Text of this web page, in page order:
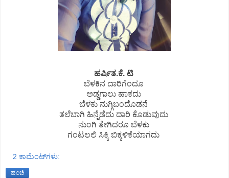
️ಹರ್ಷಿತ.ಕೆ. ಟಿ
ಬೆಳಕಿನ ದಾರಿಗೆಂದೂ
ಅಡ್ಡಗಾಲು ಹಾಕದು
ಬೆಳಕು ನುಗ್ಗಿಬಂದೊಡನೆ
ತಲೆಬಾಗಿ ಹಿನ್ನೆಡೆದು ದಾರಿ ಕೊಡುವುದು
ನುಂಗಿ ತೇಗಿದರೂ ಬೆಳಕು
ಗಂಟಲಲಿ ಸಿಕ್ಕಿ ಬಿಕ್ಕಳಿಕೆಯಾಗದು
2 ಕಾಮೆಂಟ್‌ಗಳು:
ಹಂಚಿ